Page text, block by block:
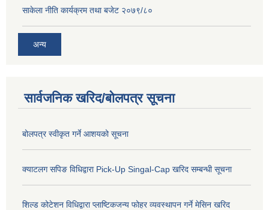
साकेला नीति कार्यक्रम तथा बजेट २०७९/८०
अन्य
सार्वजनिक खरिद/बोलपत्र सूचना
बोलपत्र स्वीकृत गर्ने आशयको सूचना
क्याटलग सपिङ विधिद्वारा Pick-Up Singal-Cap खरिद सम्बन्धी सूचना
शिल्ड कोटेशन विधिद्वारा प्लाष्टिकजन्य फोहर व्यवस्थापन गर्ने मेसिन खरिद